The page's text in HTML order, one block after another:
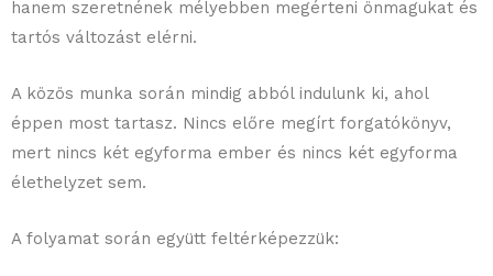
hanem szeretnének mélyebben megérteni önmagukat és
tartós változást elérni.
A közös munka során mindig abból indulunk ki, ahol
éppen most tartasz. Nincs előre megírt forgatókönyv,
mert nincs két egyforma ember és nincs két egyforma
élethelyzet sem.
A folyamat során együtt feltérképezzük: